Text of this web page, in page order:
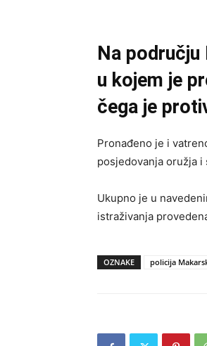
Na
u kojem je
čega je
Pronađeno je i
posjedovanja oružja i
Ukupno je u
istraživanja
OZNAKE policija